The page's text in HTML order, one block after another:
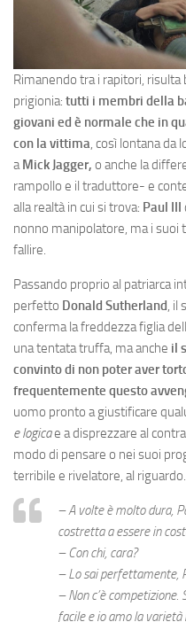
Rimanendo tra i rapitori, risulta
prigionia: tutti i membri della
giovani ed è normale che in
con la vittima, così lontana da
aMick Jagger, o anche la
rampollo e il traduttore- e
alla realtà in cui si trova: Paul III
nonno manipolatore, ma i
fallire.
Passando proprio al patriarca
perfetto Donald Sutherland, il
conferma la freddezza figlia
una tentata truffa, ma anche il
convinto di non poter aver
frequentemente questo
uomo pronto a giustificare
e logicae a disprezzare al
modo di pensare o nei suoi
terribile e rivelatore, al riguardo.
– A volte è molto dura,
costretta a essere in
– Con chi, cara?
– Lo sai perfettamente,
– Non c’è competizione.
facile e io amo la varietà